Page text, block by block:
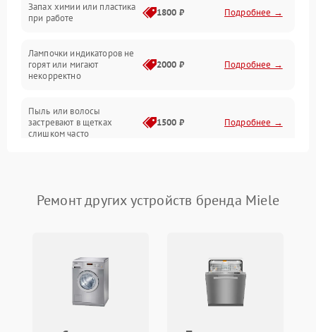
Батарея
Программные сбои
Запах химии или пластика
при работе
1800 ₽ Подробнее →
Лампочки индикаторов не
горят или мигают
некорректно
2000 ₽ Подробнее →
Пыль или волосы
застревают в щетках
слишком часто
1500 ₽ Подробнее →
Ремонт других устройств бренда Miele